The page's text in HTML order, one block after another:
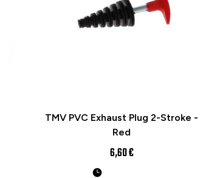
TMV PVC Exhaust Plug 2-Stroke -
Red
6,60 €